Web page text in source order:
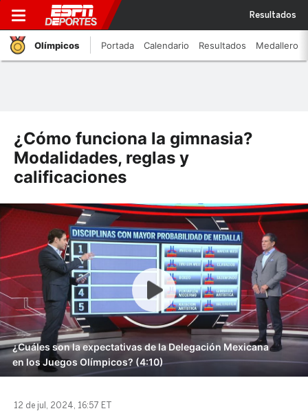
Resultados
Olímpicos Portada Calendario Resultados Medallero
¿Cómo funciona la gimnasia?
Modalidades, reglas y
calificaciones
¿Cuáles son la expectativas de la Delegación Mexicana
en los Juegos Olímpicos? (4:10)
12 de jul, 2024, 16:57 ET